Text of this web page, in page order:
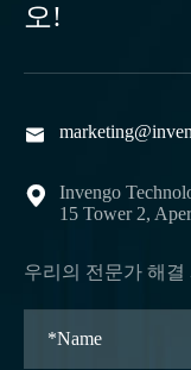
오!


Invengo
15 Tower 2,
우리의 전문가 해결